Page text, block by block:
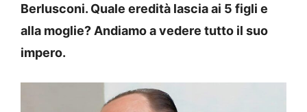
Berlusconi. Quale eredità lascia ai 5 figli e
alla moglie? Andiamo a vedere tutto il suo
impero.